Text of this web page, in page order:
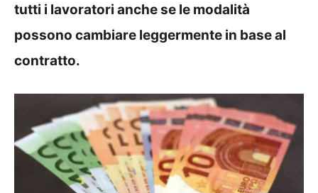
tutti i lavoratori anche se le modalità
possono cambiare leggermente in base al
contratto.